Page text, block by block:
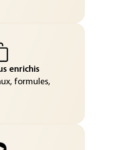
enrichis
formules,